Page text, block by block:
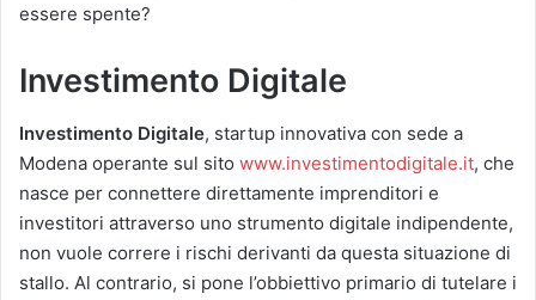
essere spente?
Investimento Digitale
Investimento Digitale, startup innovativa con sede a
Modena operante sul sito www.investimentodigitale.it, che
nasce per connettere direttamente imprenditori e
investitori attraverso uno strumento digitale indipendente,
non vuole correre i rischi derivanti da questa situazione di
stallo. Al contrario, si pone l’obbiettivo primario di tutelare i